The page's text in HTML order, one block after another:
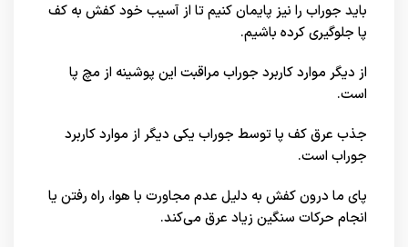
باید جوراب را نیز پایمان کنیم تا از آسیب خود کفش به کف
پا جلوگیری کرده باشیم.
از دیگر موارد کاربرد جوراب مراقبت این پوشینه از مچ پا
است.
جذب عرق کف پا توسط جوراب یکی دیگر از موارد کاربرد
جوراب است.
پای ما درون کفش به دلیل عدم مجاورت با هوا، راه رفتن یا
انجام حرکات سنگین زیاد عرق می‌کند.